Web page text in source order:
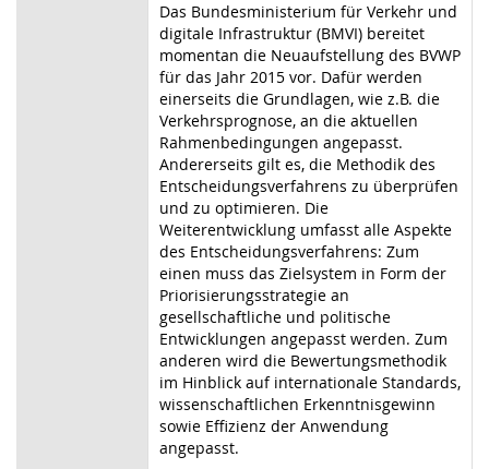
Das Bundesministerium für Verkehr und
digitale Infrastruktur (BMVI) bereitet
momentan die Neuaufstellung des BVWP
für das Jahr 2015 vor. Dafür werden
einerseits die Grundlagen, wie z.B. die
Verkehrsprognose, an die aktuellen
Rahmenbedingungen angepasst.
Andererseits gilt es, die Methodik des
Entscheidungsverfahrens zu überprüfen
und zu optimieren. Die
Weiterentwicklung umfasst alle Aspekte
des Entscheidungsverfahrens: Zum
einen muss das Zielsystem in Form der
Priorisierungsstrategie an
gesellschaftliche und politische
Entwicklungen angepasst werden. Zum
anderen wird die Bewertungsmethodik
im Hinblick auf internationale Standards,
wissenschaftlichen Erkenntnisgewinn
sowie Effizienz der Anwendung
angepasst.